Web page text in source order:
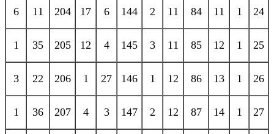
24
1
11
84
11
2
144
6
17
204
11
6
25
1
12
85
11
3
145
4
12
205
35
1
26
1
13
86
12
1
146
27
1
206
22
3
27
1
14
87
12
2
147
3
4
207
36
1